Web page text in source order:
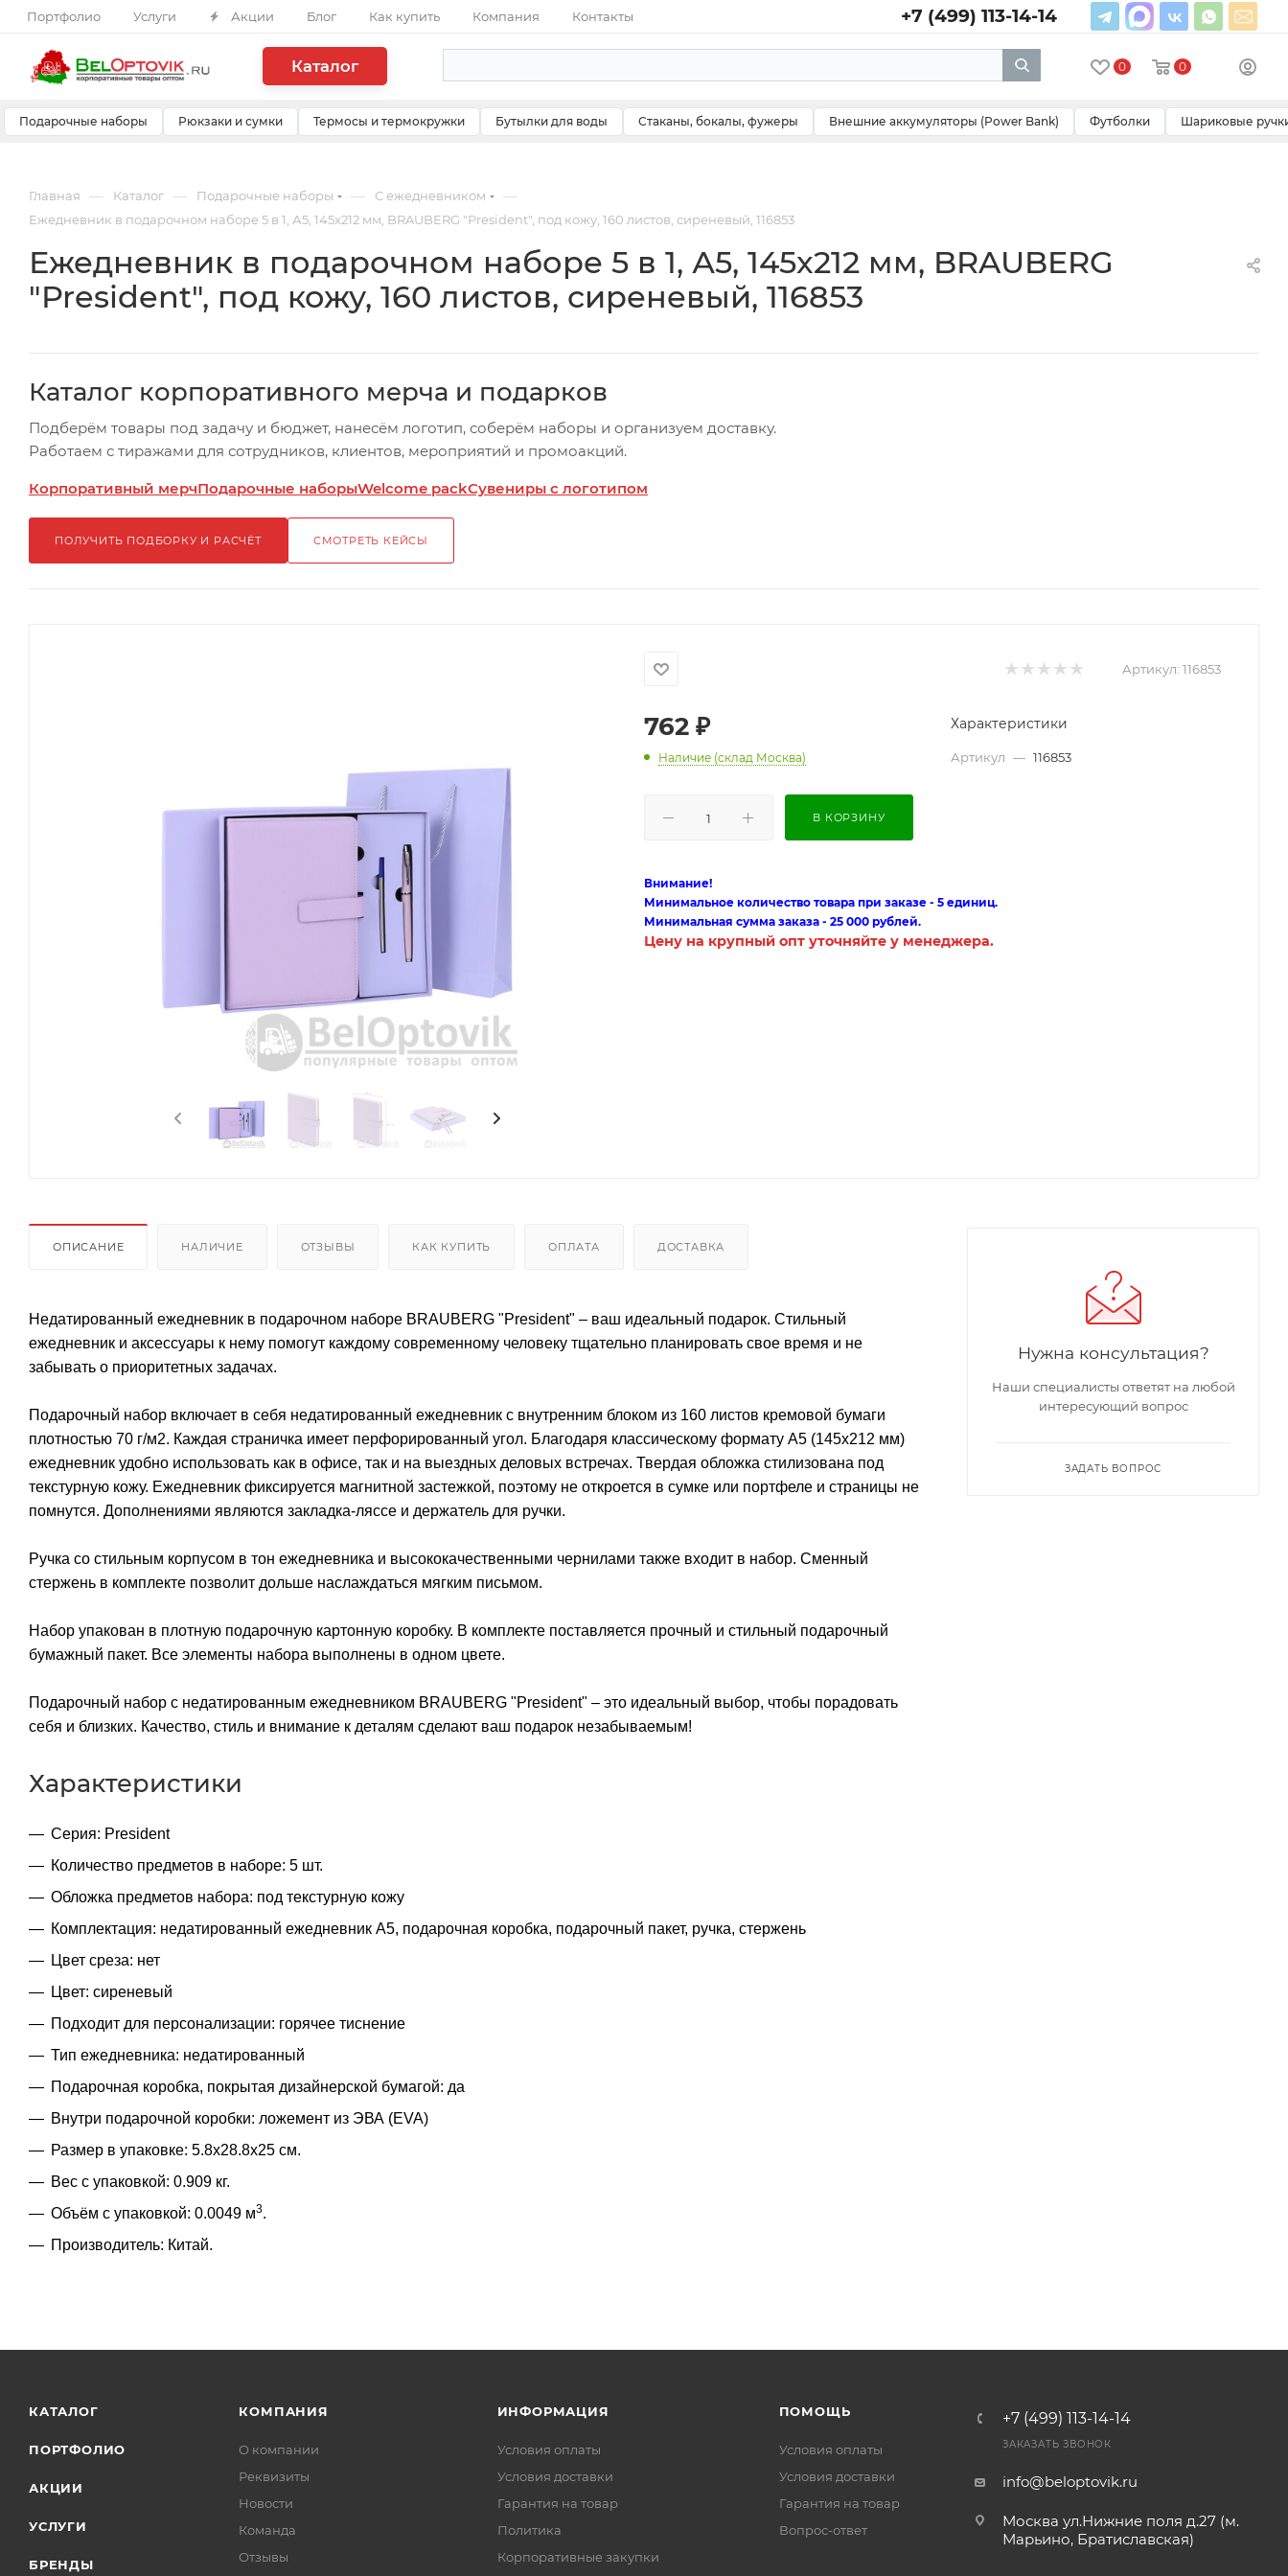
Портфолио Услуги Акции Блог Как купить Компания Контакты +7 (499) 113-14-14
Каталог 0 0
Подарочные наборы Рюкзаки и сумки Термосы и термокружки Бутылки для воды Стаканы, бокалы, фужеры Внешние аккумуляторы (Power Bank) Футболки Шариковые
Главная — Каталог — Подарочные наборы — С ежедневником —
Ежедневник в подарочном наборе 5 в 1, А5, 145x212 мм, BRAUBERG "President", под кожу, 160 листов, сиреневый, 116853
Ежедневник в подарочном наборе 5 в 1, А5, 145x212 мм, BRAUBERG
"President", под кожу, 160 листов, сиреневый, 116853
Каталог корпоративного мерча и подарков
Подберём товары под задачу и бюджет, нанесём логотип, соберём наборы и организуем доставку.
Работаем с тиражами для сотрудников, клиентов, мероприятий и промоакций.
Корпоративный мерчПодарочные наборыWelcome packСувениры с логотипом
ПОЛУЧИТЬ ПОДБОРКУ И РАСЧЁТ СМОТРЕТЬ КЕЙСЫ
Артикул: 116853
762 ₽
Наличие (склад Москва)
В КОРЗИНУ
Характеристики
Артикул — 116853
Внимание!
Минимальное количество товара при заказе - 5 единиц.
Минимальная сумма заказа - 25 000 рублей.
Цену на крупный опт уточняйте у менеджера.
ОПИСАНИЕ НАЛИЧИЕ ОТЗЫВЫ КАК КУПИТЬ ОПЛАТА ДОСТАВКА
Недатированный ежедневник в подарочном наборе BRAUBERG "President" – ваш идеальный подарок. Стильный
ежедневник и аксессуары к нему помогут каждому современному человеку тщательно планировать свое время и не
забывать о приоритетных задачах.
Подарочный набор включает в себя недатированный ежедневник с внутренним блоком из 160 листов кремовой бумаги
плотностью 70 г/м2. Каждая страничка имеет перфорированный угол. Благодаря классическому формату А5 (145x212 мм)
ежедневник удобно использовать как в офисе, так и на выездных деловых встречах. Твердая обложка стилизована под
текстурную кожу. Ежедневник фиксируется магнитной застежкой, поэтому не откроется в сумке или портфеле и страницы не
помнутся. Дополнениями являются закладка-ляссе и держатель для ручки.
Pучка со стильным корпусом в тон ежедневника и высококачественными чернилами также входит в набор. Сменный
стержень в комплекте позволит дольше наслаждаться мягким письмом.
Набор упакован в плотную подарочную картонную коробку. В комплекте поставляется прочный и стильный подарочный
бумажный пакет. Все элементы набора выполнены в одном цвете.
Подарочный набор с недатированным ежедневником BRAUBERG "President" – это идеальный выбор, чтобы порадовать
себя и близких. Качество, стиль и внимание к деталям сделают ваш подарок незабываемым!
Характеристики
Серия: President
Количество предметов в наборе: 5 шт.
Обложка предметов набора: под текстурную кожу
Комплектация: недатированный ежедневник A5, подарочная коробка, подарочный пакет, ручка, стержень
Цвет среза: нет
Цвет: сиреневый
Подходит для персонализации: горячее тиснение
Тип ежедневника: недатированный
Подарочная коробка, покрытая дизайнерской бумагой: да
Внутри подарочной коробки: ложемент из ЭВА (EVA)
Размер в упаковке: 5.8x28.8x25 см.
Вес с упаковкой: 0.909 кг.
Объём с упаковкой: 0.0049 м3.
Производитель: Китай.
Нужна консультация?
Наши специалисты ответят на любой
интересующий вопрос
ЗАДАТЬ ВОПРОС
КАТАЛОГ
ПОРТФОЛИО
АКЦИИ
УСЛУГИ
БРЕНДЫ
КОМПАНИЯ
О компании
Реквизиты
Новости
Команда
Отзывы
ИНФОРМАЦИЯ
Условия оплаты
Условия доставки
Гарантия на товар
Политика
Корпоративные закупки
ПОМОЩЬ
Условия оплаты
Условия доставки
Гарантия на товар
Вопрос-ответ
+7 (499) 113-14-14
ЗАКАЗАТЬ ЗВОНОК
info@beloptovik.ru
Москва ул.Нижние поля д.27 (м.
Марьино, Братиславская)